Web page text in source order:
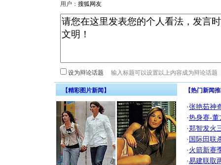
用户：
设为辩论话题
【精彩图片新闻】 【热门新闻
·张艳茹神
·热身赛-董
·郑智发火
·国际田联
·火箭新赛
·易建联取